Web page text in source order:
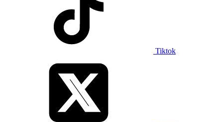
Tiktok